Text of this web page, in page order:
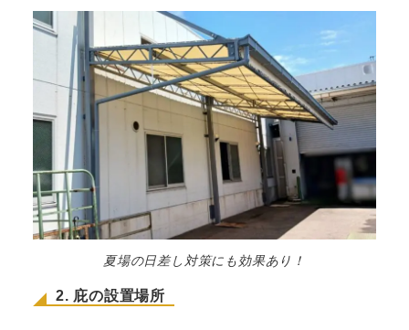
夏場の日差し対策にも効果あり！
2. 庇の設置場所